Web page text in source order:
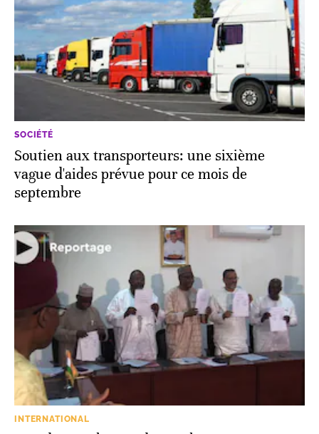
SOCIÉTÉ
Soutien aux transporteurs: une sixième
vague d'aides prévue pour ce mois de
septembre
INTERNATIONAL